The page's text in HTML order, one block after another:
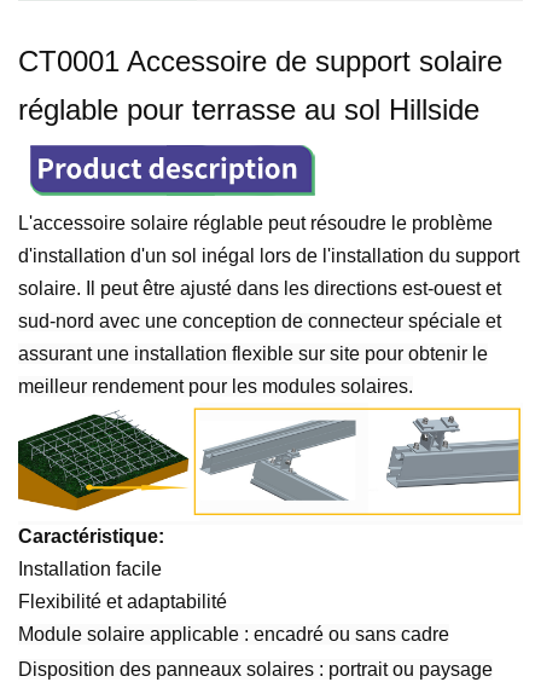
CT0001 Accessoire de support solaire
réglable pour terrasse au sol Hillside
L'accessoire solaire réglable peut résoudre le problème
d'installation d'un sol inégal lors de l'installation du support
solaire. Il peut être ajusté dans les directions est-ouest et
sud-nord avec une conception de connecteur spéciale et
assurant une installation flexible sur site pour obtenir le
meilleur rendement pour les modules solaires.
Caractéristique:
Installation facile
Flexibilité et adaptabilité
Module solaire applicable : encadré ou sans cadre
Disposition des panneaux solaires : portraitou paysage